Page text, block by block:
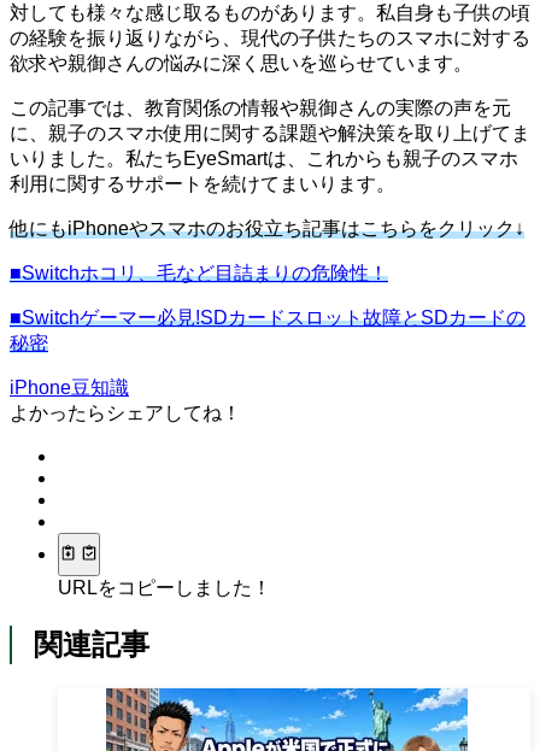
対しても様々な感じ取るものがあります。私自身も子供の頃
の経験を振り返りながら、現代の子供たちのスマホに対する
欲求や親御さんの悩みに深く思いを巡らせています。
この記事では、教育関係の情報や親御さんの実際の声を元
に、親子のスマホ使用に関する課題や解決策を取り上げてま
いりました。私たちEyeSmartは、これからも親子のスマホ
利用に関するサポートを続けてまいります。
他にもiPhoneやスマホのお役立ち記事はこちらをクリック↓
■Switchホコリ、毛など目詰まりの危険性！
■Switchゲーマー必見!SDカードスロット故障とSDカードの
秘密
iPhone豆知識
よかったらシェアしてね！
URLをコピーしました！
関連記事